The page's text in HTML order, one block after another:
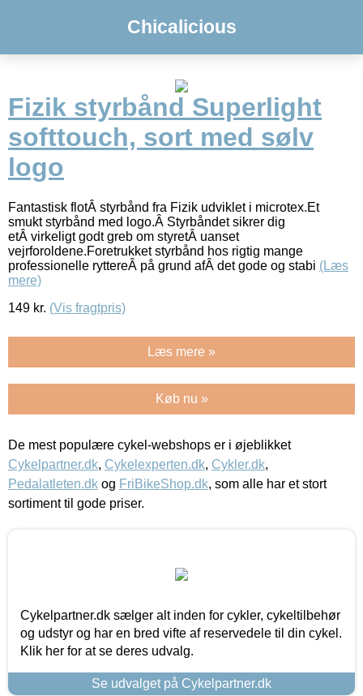
Chicalicious
Fizik styrbånd Superlight
softtouch, sort med sølv
logo
Fantastisk flotÂ styrbånd fra Fizik udviklet i microtex.Et
smukt styrbånd med logo.Â Styrbåndet sikrer dig
etÂ virkeligt godt greb om styretÂ uanset
vejrforoldene.Foretrukket styrbånd hos rigtig mange
professionelle ryttereÂ på grund afÂ det gode og stabi (Læs
mere)
149 kr. (Vis fragtpris)
Læs mere »
Køb nu »
De mest populære cykel-webshops er i øjeblikket
Cykelpartner.dk, Cykelexperten.dk, Cykler.dk,
Pedalatleten.dk og FriBikeShop.dk, som alle har et stort
sortiment til gode priser.
Cykelpartner.dk sælger alt inden for cykler, cykeltilbehør
og udstyr og har en bred vifte af reservedele til din cykel.
Klik her for at se deres udvalg.
Se udvalget på Cykelpartner.dk